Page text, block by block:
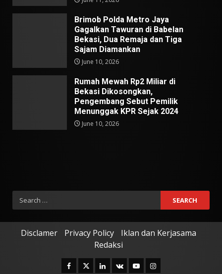
Brimob Polda Metro Jaya
Gagalkan Tawuran di Babelan
Bekasi, Dua Remaja dan Tiga
Sajam Diamankan
June 10, 2026
Rumah Mewah Rp2 Miliar di
Bekasi Dikosongkan,
Pengembang Sebut Pemilik
Menunggak KPR Sejak 2024
June 10, 2026
Search
for:
Disclamer Privacy Policy
Iklan dan Kerjasama
Redaksi
Facebook
TwitterLinkedin
VK YoutubeInstagram